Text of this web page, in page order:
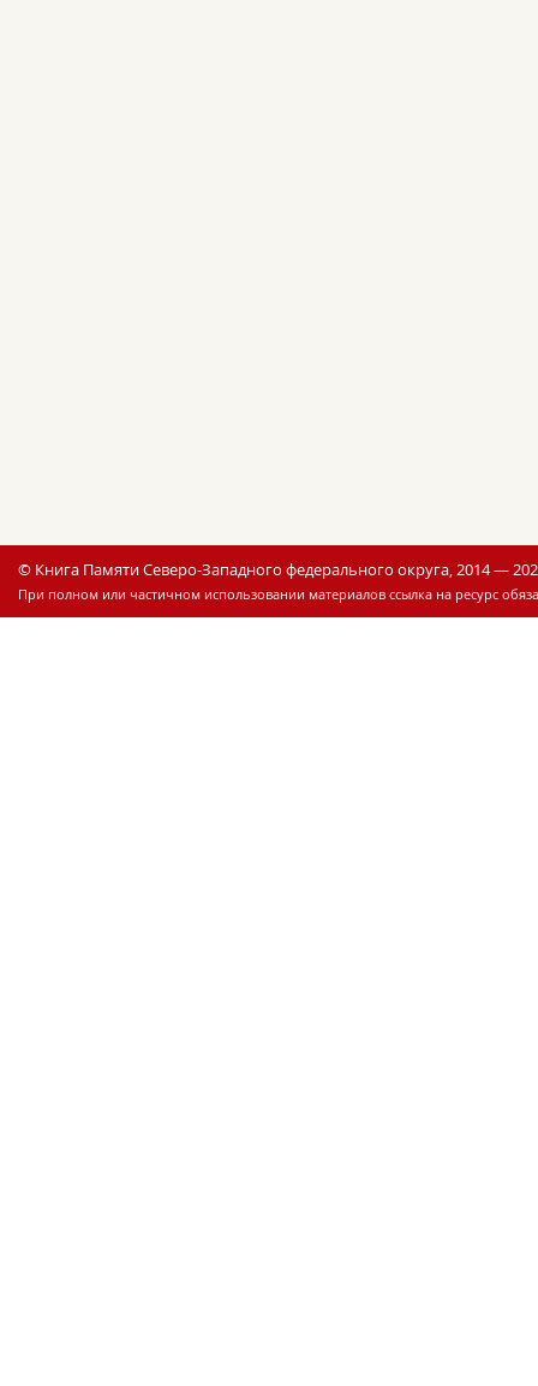
© Книга Памяти Северо-Западного федерального округа, 2014 —
При полном или частичном использовании материалов ссылка на ресурс